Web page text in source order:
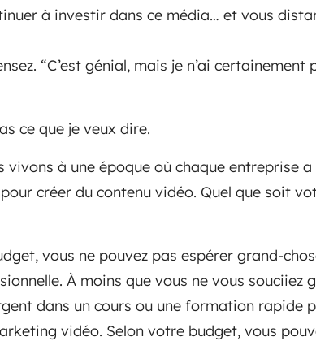
à investir dans ce média… et vous
“C’est génial, mais je n’ai certainement
ce que je veux dire.
vivons à une époque où chaque entreprise
créer du contenu vidéo. Quel que soit
vous ne pouvez pas espérer grand-
À moins que vous ne vous souciiez
dans un cours ou une formation rapide
vidéo. Selon votre budget, vous